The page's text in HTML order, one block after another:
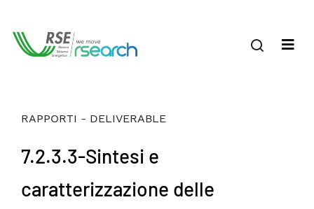
RAPPORTI - DELIVERABLE
7.2.3.3-Sintesi e
caratterizzazione delle